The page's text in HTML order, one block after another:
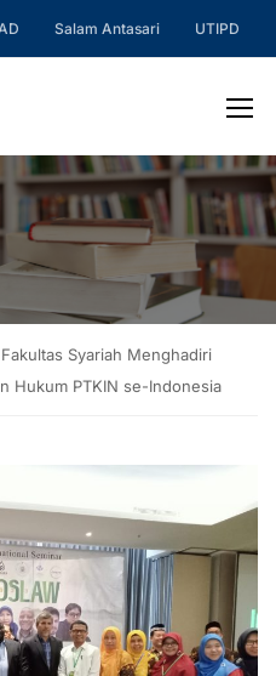
Salam Antasari UTIPD
Syariah Menghadiri
Hukum PTKIN se-Indonesia